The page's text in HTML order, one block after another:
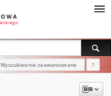
Wyszukiwanie zaawansowane ?